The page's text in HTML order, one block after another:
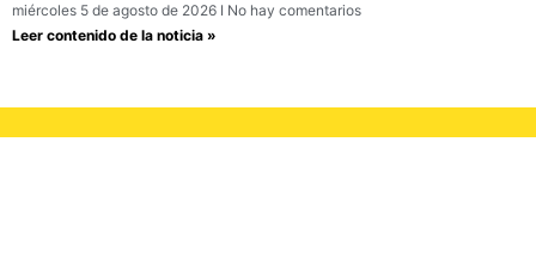
miércoles 5 de agosto de 2026
No hay comentarios
Leer contenido de la noticia »